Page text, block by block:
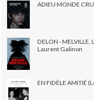
ADIEU MONDE
DELON - MELVILLE,
Laurent Galinon
EN FIDÈLE AMITIÉ